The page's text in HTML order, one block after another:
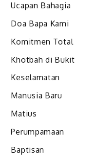
Ucapan Bahagia
Doa Bapa Kami
Komitmen Total
Khotbah di Bukit
Keselamatan
Manusia Baru
Matius
Perumpamaan
Baptisan